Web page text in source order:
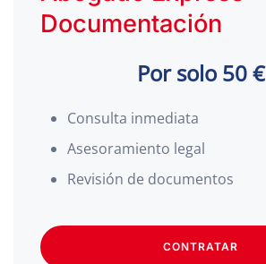
Documentación
Por solo 50 €
Consulta inmediata
Asesoramiento legal
Revisión de documentos
CONTRATAR